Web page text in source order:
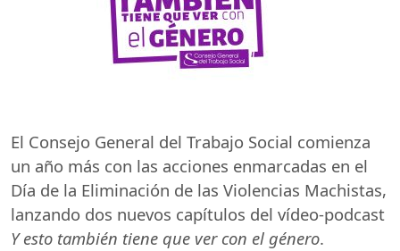
El Consejo General del Trabajo Social comienza
un año más con las acciones enmarcadas en el
Día de la Eliminación de las Violencias Machistas,
lanzando dos nuevos capítulos del vídeo-podcast
Y esto también tiene que ver con el género.